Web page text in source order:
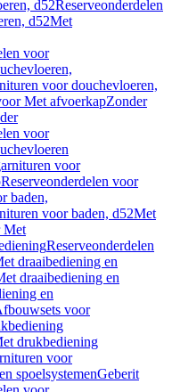
d52Reserveonderdelen
d52Met
voor
voor douchevloeren,
Met afvoerkapZonder
voor
voor
Reserveonderdelen voor
baden,
voor baden, d52Met
Met
Reserveonderdelen
draaibediening en
draaibediening en
en
voor
drukbediening
voor
spoelsystemenGeberit